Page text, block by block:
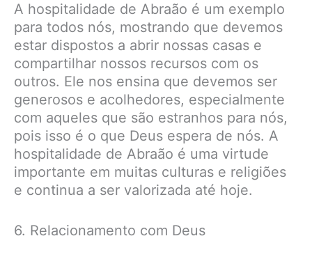
A hospitalidade de Abraão é um exemplo
para todos nós, mostrando que devemos
estar dispostos a abrir nossas casas e
compartilhar nossos recursos com os
outros. Ele nos ensina que devemos ser
generosos e acolhedores, especialmente
com aqueles que são estranhos para nós,
pois isso é o que Deus espera de nós. A
hospitalidade de Abraão é uma virtude
importante em muitas culturas e religiões
e continua a ser valorizada até hoje.
6. Relacionamento com Deus